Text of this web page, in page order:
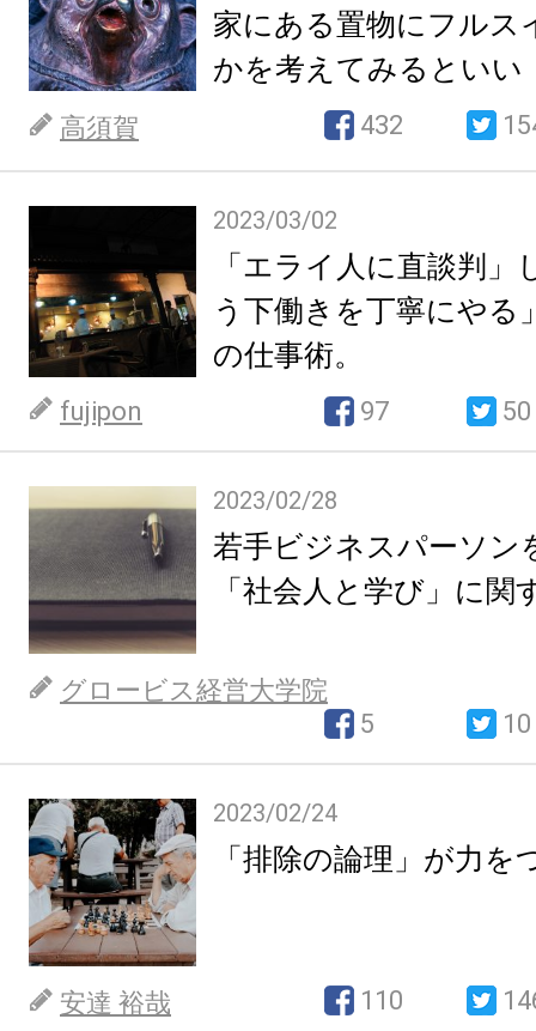
家にある置物にフルス
かを考えてみるといい
高須賀 432
2023/03/02
「エライ人に直談判
う下働きを丁寧にやる
の仕事術。
fujipon 97 50
2023/02/28
若手ビジネスパーソン
「社会人と学び」に関
グロービス経営大学院
5
10
2023/02/24
「排除の論理」が力を
安達 裕哉 110